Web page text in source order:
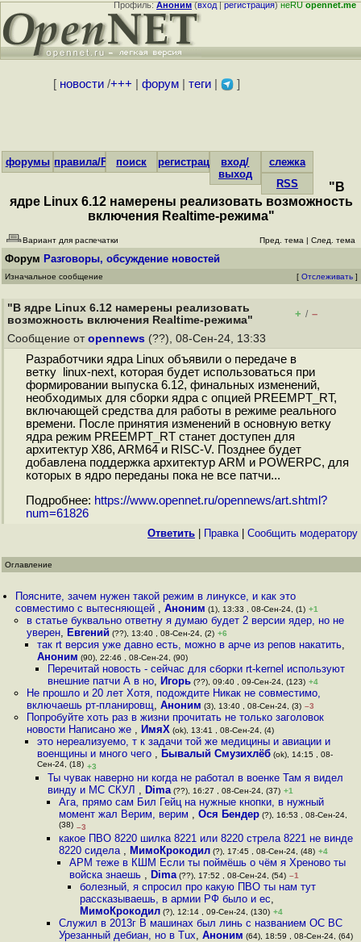
Профиль:Аноним(вход|регистрация)неRUopennet.me
[ новости/+++ форум| теги| ]
форумы правила/FAQпоиск регистрациявход/
выход
слежка
RSS
"В
ядре Linux 6.12 намерены реализовать возможность
включения Realtime-режима"
Вариант для распечатки Пред. тема | След. тема
Форум Разговоры, обсуждение новостей
Изначальное сообщение [ Отслеживать ]
"В ядре Linux 6.12 намерены реализовать
возможность включения Realtime-режима"
+ / –
Сообщение от opennews (??), 08-Сен-24, 13:33
Разработчики ядра Linux объявили о передаче в
ветку linux-next, которая будет использоваться при
формировании выпуска 6.12, финальных изменений,
необходимых для сборки ядра с опцией PREEMPT_RT,
включающей средства для работы в режиме реального
времени. После принятия изменений в основную ветку
ядра режим PREEMPT_RT станет доступен для
архитектур X86, ARM64 и RISC-V. Позднее будет
добавлена поддержка архитектур ARM и POWERPC, для
которых в ядро переданы пока не все патчи...
Подробнее: https://www.opennet.ru/opennews/art.shtml?
num=61826
Ответить Правка| Cообщить модератору
Оглавление
Поясните, зачем нужен такой режим в линуксе, и как это
совместимо с вытесняющей ,Аноним (1), 13:33 , 08-Сен-24, (1) +1
в статье буквально ответну я думаю будет 2 версии ядер, но не
уверен, Евгений (??), 13:40 , 08-Сен-24, (2) +6
так rt версия уже давно есть, можно в арче из репов накатить,
Аноним (90), 22:46 , 08-Сен-24, (90)
Перечитай новость - сейчас для сборки rt-kernel используют
внешние патчи А в но, Игорь (??), 09:40 , 09-Сен-24, (123) +4
Не прошло и 20 лет Хотя, подождите Никак не совместимо,
включаешь рт-планировщ, Аноним (3), 13:40 , 08-Сен-24, (3) –3
Попробуйте хоть раз в жизни прочитать не только заголовок
новости Написано же , ИмяХ (ok), 13:41 , 08-Сен-24, (4)
это нереализуемо, т к задачи той же медицины и авиации и
военщины и много чего , Бывалый Смузихлёб(ok), 14:15 , 08-
Сен-24, (18) +3
Ты чувак наверно ни когда не работал в военке Там я видел
винду и МС СКУЛ , Dima (??), 16:27 , 08-Сен-24, (37) +1
Ага, прямо сам Бил Гейц на нужные кнопки, в нужный
момент жал Верим, верим , Ося Бендер(?), 16:53 , 08-Сен-24,
(38) –3
какое ПВО 8220 шилка 8221 или 8220 стрела 8221 не винде
8220 сидела , МимоКрокодил(?), 17:45 , 08-Сен-24, (48) +4
АРМ теже в КШМ Если ты поймёшь о чём я Хреново ты
войска знаешь , Dima(??), 17:52 , 08-Сен-24, (54) –1
болезный, я спросил про какую ПВО ты нам тут
рассказываешь, в армии РФ было и ес,
МимоКрокодил (?), 12:14 , 09-Сен-24, (130) +4
Служил в 2013г В машинах был линь с названием ОС ВС
Урезанный дебиан, но в Tux, Аноним (64), 18:59 , 08-Сен-24, (64)